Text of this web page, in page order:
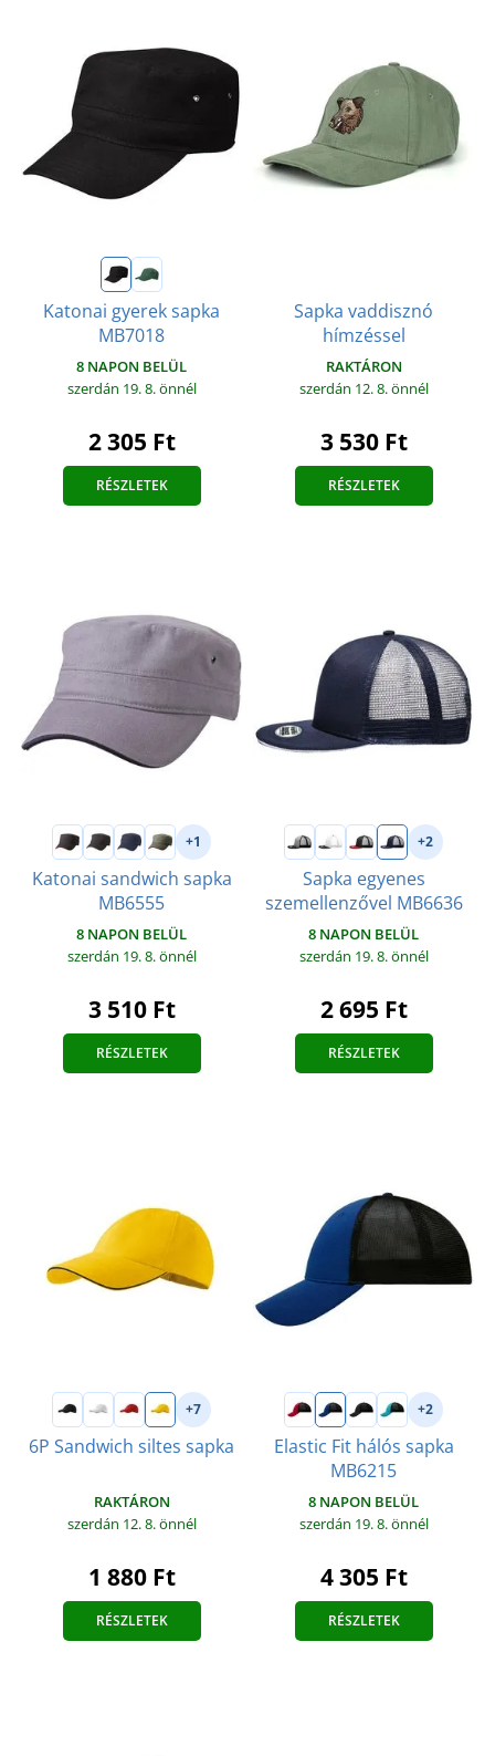
Katonai gyerek sapka
MB7018
8 NAPON BELÜL
szerdán 19. 8.önnél
2 305 Ft
RÉSZLETEK
Sapka vaddisznó
hímzéssel
RAKTÁRON
szerdán 12. 8.önnél
3 530 Ft
RÉSZLETEK
+1
Katonai sandwich sapka
MB6555
8 NAPON BELÜL
szerdán 19. 8.önnél
3 510 Ft
RÉSZLETEK
+2
Sapka egyenes
szemellenzővel MB6636
8 NAPON BELÜL
szerdán 19. 8.önnél
2 695 Ft
RÉSZLETEK
+7
6P Sandwich siltes sapka
RAKTÁRON
szerdán 12. 8.önnél
1 880 Ft
RÉSZLETEK
+2
Elastic Fit hálós sapka
MB6215
8 NAPON BELÜL
szerdán 19. 8.önnél
4 305 Ft
RÉSZLETEK